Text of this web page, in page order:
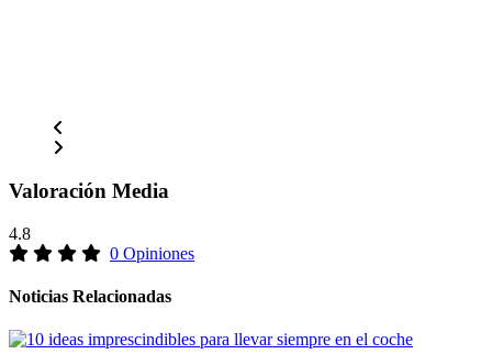
Valoración Media
4.8
0 Opiniones
Noticias Relacionadas